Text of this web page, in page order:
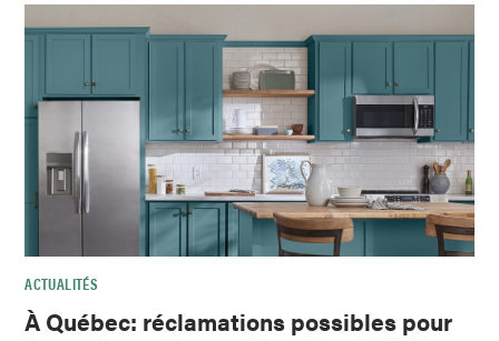
ACTUALITÉS
À Québec: réclamations possibles pour